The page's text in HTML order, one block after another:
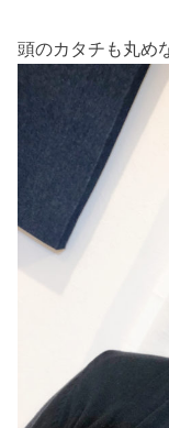
頭のカタチも丸め